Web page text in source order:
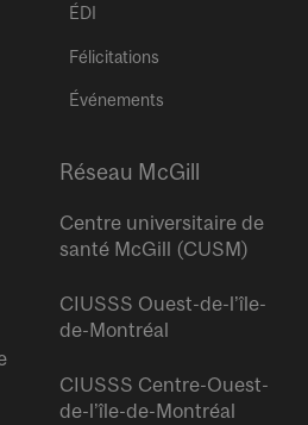
ÉDI
Félicitations
Événements
Réseau McGill
Centre universitaire de
santé McGill (CUSM)
CIUSSS Ouest-de-l’île-
de-Montréal
CIUSSS Centre-Ouest-
de-l’île-de-Montréal